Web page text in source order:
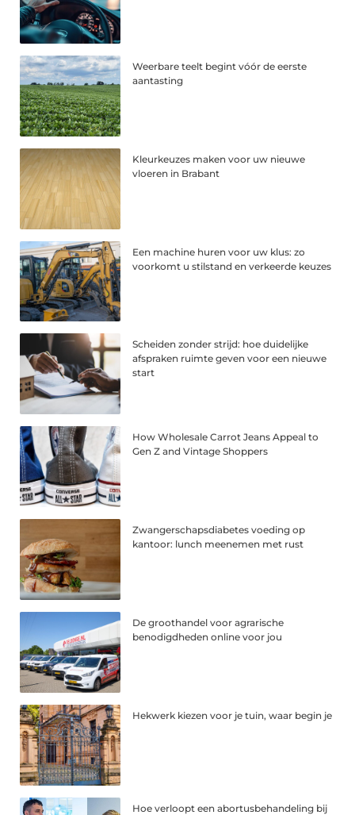
Weerbare teelt begint vóór de eerste
aantasting
Kleurkeuzes maken voor uw nieuwe
vloeren in Brabant
Een machine huren voor uw klus: zo
voorkomt u stilstand en verkeerde keuzes
Scheiden zonder strijd: hoe duidelijke
afspraken ruimte geven voor een nieuwe
start
How Wholesale Carrot Jeans Appeal to
Gen Z and Vintage Shoppers
Zwangerschapsdiabetes voeding op
kantoor: lunch meenemen met rust
De groothandel voor agrarische
benodigdheden online voor jou
Hekwerk kiezen voor je tuin, waar begin je
Hoe verloopt een abortusbehandeling bij